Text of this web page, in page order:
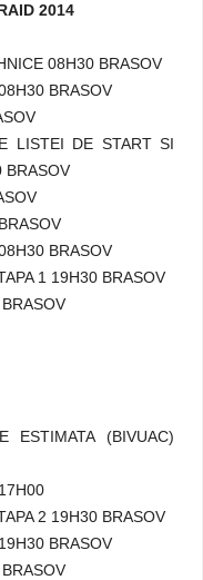
2014
08H30 BRASOV
BRASOV
LISTEI DE START SI
BRASOV
BRASOV
1 19H30 BRASOV
ESTIMATA (BIVUAC)
2 19H30 BRASOV
BRASOV